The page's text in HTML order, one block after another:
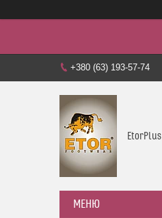
+380 (63) 193-57-74
EtorPlus